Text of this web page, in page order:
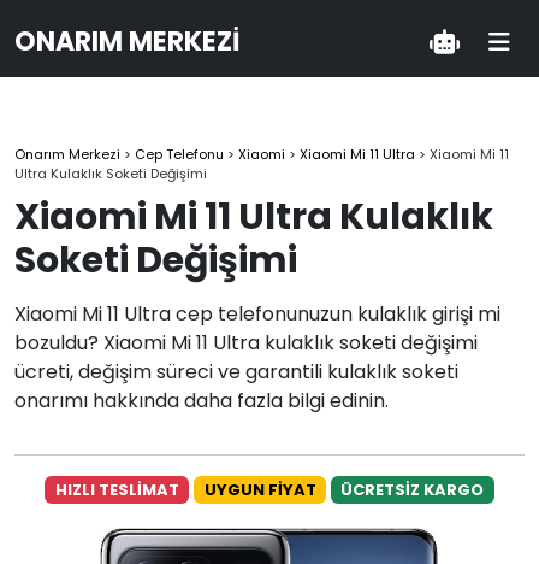
ONARIM MERKEZI
Onarım Merkezi > Cep Telefonu > Xiaomi > Xiaomi Mi 11 Ultra > Xiaomi Mi 11
Ultra Kulaklık Soketi Değişimi
Xiaomi Mi 11 Ultra Kulaklık
Soketi Değişimi
Xiaomi Mi 11 Ultra cep telefonunuzun kulaklık girişi mi
bozuldu? Xiaomi Mi 11 Ultra kulaklık soketi değişimi
ücreti, değişim süreci ve garantili kulaklık soketi
onarımı hakkında daha fazla bilgi edinin.
HIZLI TESLİMAT UYGUN FİYAT ÜCRETSİZ KARGO